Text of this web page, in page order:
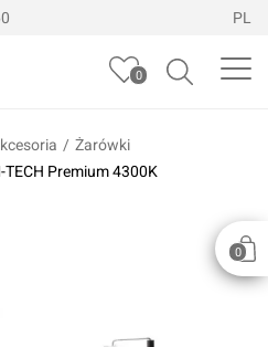
PL
0
0
/ Żarówki
TECH Premium 4300K